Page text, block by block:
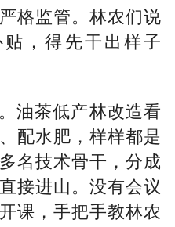
格监管。林农们说
，得先干出样子
油茶低产林改造看
配水肥，样样都是
名技术骨干，分成
接进山。没有会议
课，手把手教林农